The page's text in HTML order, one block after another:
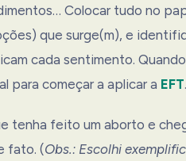
Colocar tudo no
que surge(m), e
cada sentimento.
para começar a aplicar a EFT
tenha feito um aborto e
fato. (Obs.: Escolhi